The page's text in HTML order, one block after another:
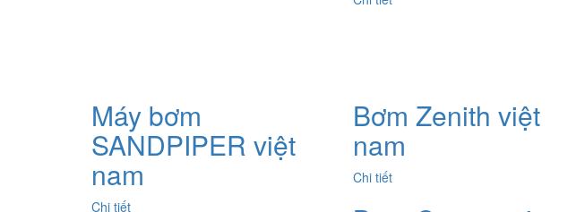
Máy bơm
SANDPIPER việt
nam
Chi tiết
Bơm Zenith việt
nam
Chi tiết